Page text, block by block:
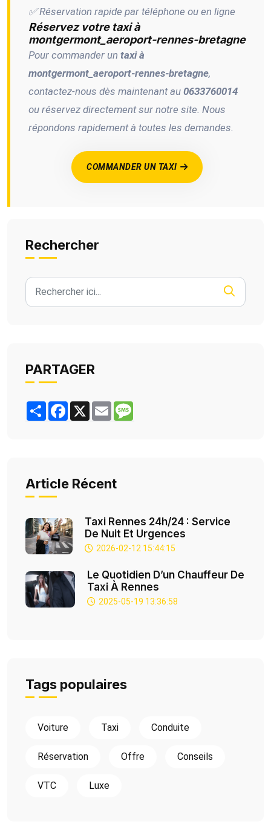
✅ Réservation rapide par téléphone ou en ligne
Réservez votre taxi à
montgermont_aeroport-rennes-bretagne
Pour commander un taxi à
montgermont_aeroport-rennes-bretagne,
contactez-nous dès maintenant au 0633760014
ou réservez directement sur notre site. Nous
répondons rapidement à toutes les demandes.
COMMANDER UN TAXI
Rechercher
PARTAGER
ShareFacebook
X EmailMessage
Article Récent
Taxi Rennes 24h/24 : Service
De Nuit Et Urgences
2026-02-12 15:44:15
Le Quotidien D’un Chauffeur De
Taxi À Rennes
2025-05-19 13:36:58
Tags populaires
Voiture Taxi Conduite
Réservation Offre Conseils
VTC Luxe